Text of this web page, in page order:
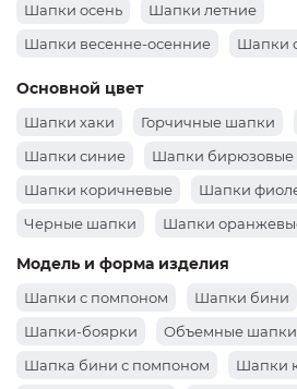
Шапки осень
Шапки летние
Шапки весенне-осенние
Шапки
Основной цвет
Шапки хаки Горчичные шапки
Шапки синие
Шапки бирюзовые
Шапки коричневые
Шапки
Черные шапки
Шапки
Шапки зеленые
Шапки бордовые
Шапки серые
Шапки желтые
Модель и форма изделия
Шапки с помпоном Шапки бини
Шапки-боярки
Объемные шапки
Шапка бини с помпоном
Шапки